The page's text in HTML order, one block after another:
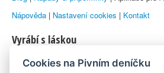
Nápověda | Nastavení cookies | Kontakt
Vyrábí s láskou
© 2010–2026 byLukáš Zemanaka Emka
Cookies na Pivním deníčku